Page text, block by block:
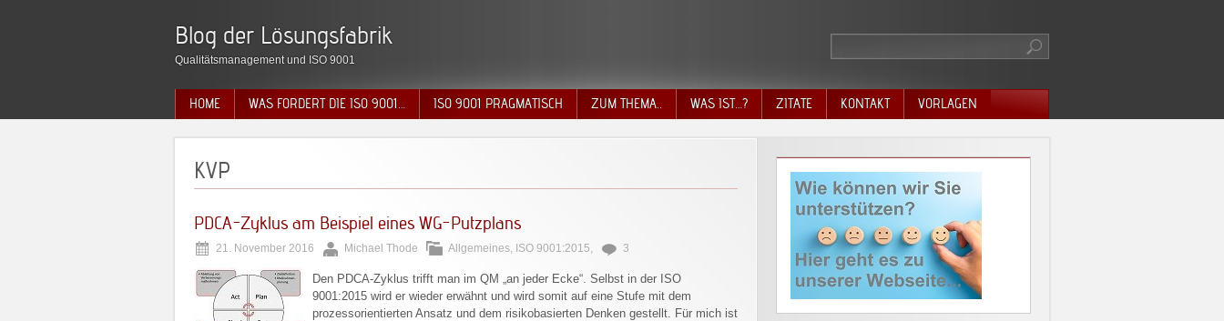
Blog der Lösungsfabrik
Qualitätsmanagement und ISO 9001
HOME WAS FORDERT DIE ISO 9001… ISO 9001 PRAGMATISCH ZUM THEMA.. WAS IST…? ZITATE KONTAKT VORLAGEN
KVP
PDCA-Zyklus am Beispiel eines WG-Putzplans
21. November 2016 Michael Thode Allgemeines, ISO 9001:2015, 3
Den PDCA-Zyklus trifft man im QM „an jeder Ecke“. Selbst in der ISO
9001:2015 wird er wieder erwähnt und wird somit auf eine Stufe mit dem
prozessorientierten Ansatz und dem risikobasierten Denken gestellt. Für mich ist